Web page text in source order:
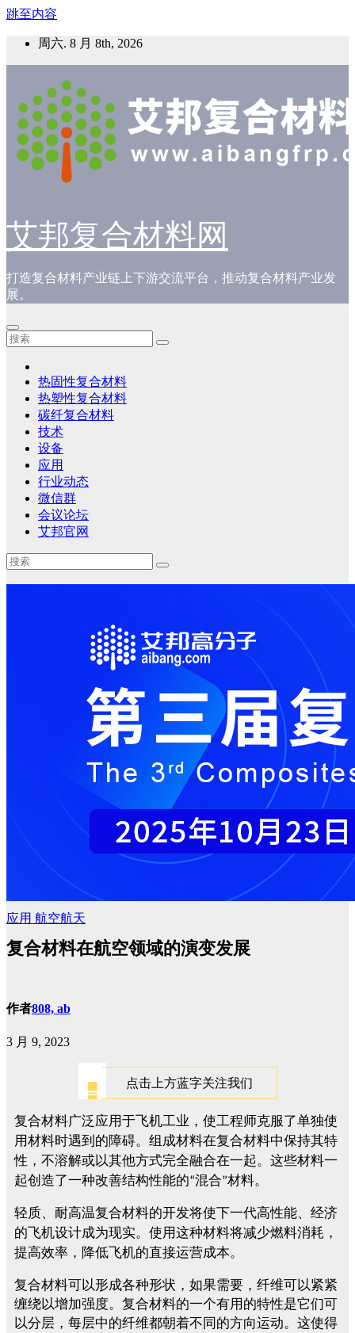
跳至内容
周六. 8 月 8th, 2026
艾邦复合材料网
打造复合材料产业链上下游交流平台，推动复合材料产业发
展。
热固性复合材料
热塑性复合材料
碳纤复合材料
技术
设备
应用
行业动态
微信群
会议论坛
艾邦官网
应用 航空航天
复合材料在航空领域的演变发展
作者808, ab
3 月 9, 2023
点击上方蓝字关注我们
复合材料广泛应用于飞机工业，使工程师克服了单独使
用材料时遇到的障碍。组成材料在复合材料中保持其特
性，不溶解或以其他方式完全融合在一起。这些材料一
起创造了一种改善结构性能的“混合”材料。
轻质、耐高温复合材料的开发将使下一代高性能、经济
的飞机设计成为现实。使用这种材料将减少燃料消耗，
提高效率，降低飞机的直接运营成本。
复合材料可以形成各种形状，如果需要，纤维可以紧紧
缠绕以增加强度。复合材料的一个有用的特性是它们可
以分层，每层中的纤维都朝着不同的方向运动。这使得